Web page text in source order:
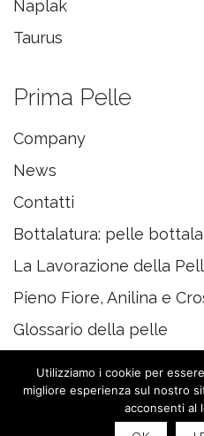
Naplak
Taurus
Prima Pelle
Company
News
Contatti
Bottalatura: pelle
La Lavorazione della
Pieno Fiore, Anilina e
Glossario della pelle
© 2020
Utilizziamo i cookie per
migliore esperienza sul nostro
acconsenti al